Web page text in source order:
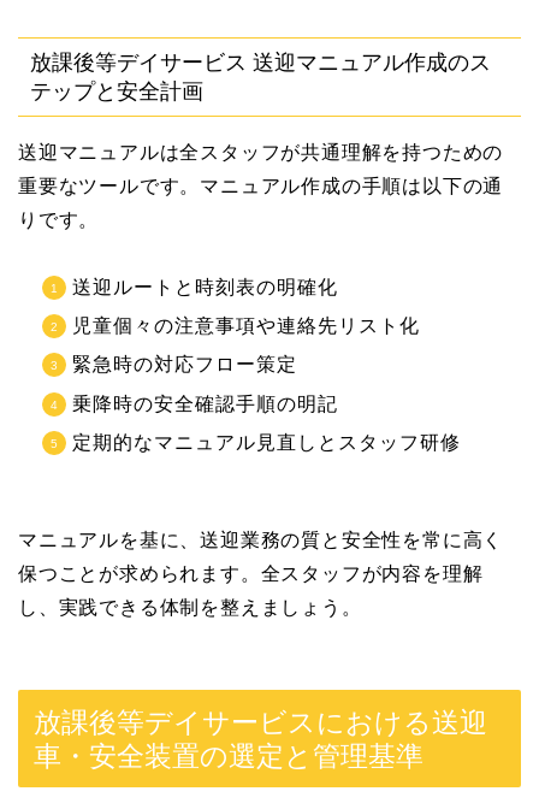
放課後等デイサービス 送迎マニュアル作成のス
テップと安全計画
送迎マニュアルは全スタッフが共通理解を持つための
重要なツールです。マニュアル作成の手順は以下の通
りです。
送迎ルートと時刻表の明確化
児童個々の注意事項や連絡先リスト化
緊急時の対応フロー策定
乗降時の安全確認手順の明記
定期的なマニュアル見直しとスタッフ研修
マニュアルを基に、送迎業務の質と安全性を常に高く
保つことが求められます。全スタッフが内容を理解
し、実践できる体制を整えましょう。
放課後等デイサービスにおける送迎
車・安全装置の選定と管理基準